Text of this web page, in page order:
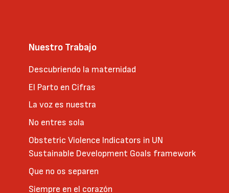
Nuestro Trabajo
Descubriendo la maternidad
El Parto en Cifras
La voz es nuestra
No entres sola
Obstetric Violence Indicators in UN
Sustainable Development Goals framework
Que no os separen
Siempre en el corazón